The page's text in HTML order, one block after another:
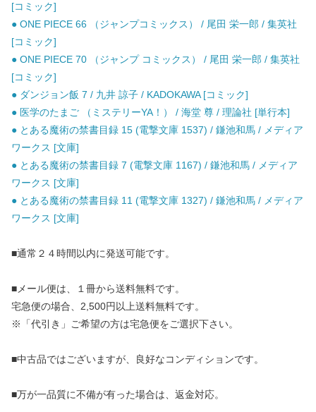
[コミック]
● ONE PIECE 66 （ジャンプコミックス） / 尾田 栄一郎 / 集英社
[コミック]
● ONE PIECE 70 （ジャンプ コミックス） / 尾田 栄一郎 / 集英社
[コミック]
● ダンジョン飯 7 / 九井 諒子 / KADOKAWA [コミック]
● 医学のたまご （ミステリーYA！） / 海堂 尊 / 理論社 [単行本]
● とある魔術の禁書目録 15 (電撃文庫 1537) / 鎌池和馬 / メディア
ワークス [文庫]
● とある魔術の禁書目録 7 (電撃文庫 1167) / 鎌池和馬 / メディア
ワークス [文庫]
● とある魔術の禁書目録 11 (電撃文庫 1327) / 鎌池和馬 / メディア
ワークス [文庫]
■通常２４時間以内に発送可能です。
■メール便は、１冊から送料無料です。
宅急便の場合、2,500円以上送料無料です。
※「代引き」ご希望の方は宅急便をご選択下さい。
■中古品ではございますが、良好なコンディションです。
■万が一品質に不備が有った場合は、返金対応。